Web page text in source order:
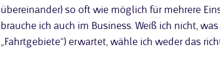
übereinander) so oft wie möglich für mehrere
brauche ich auch im Business. Weiß ich nicht,
„Fahrtgebiete“) erwartet, wähle ich weder das